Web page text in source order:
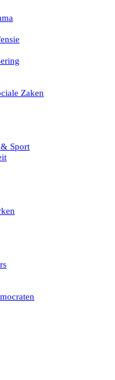
Zaken
Sport